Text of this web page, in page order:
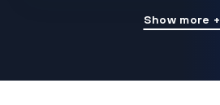
Show more +